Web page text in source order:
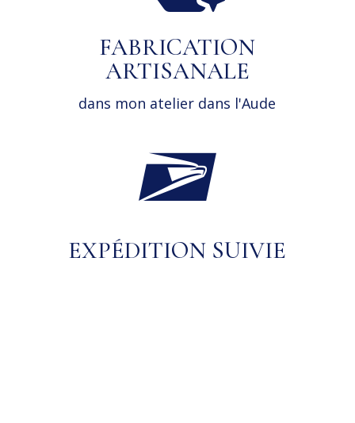
FABRICATION
ARTISANALE
dans mon atelier dans l'Aude

EXPÉDITION SUIVIE